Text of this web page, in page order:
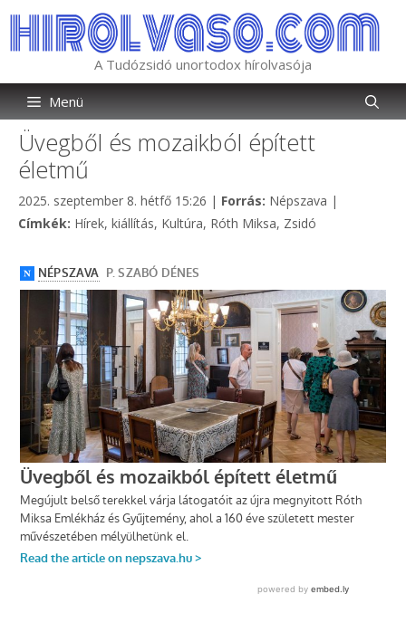
tartalomba
A Tudózsidó unortodox hírolvasója
Menü
Üvegből és mozaikból épített
életmű
2025. szeptember 8. hétfő 15:26 | Forrás: Kategória
Népszava |
Címkék: Címkék
Hírek, kiállítás, Kultúra, Róth Miksa, Zsidó